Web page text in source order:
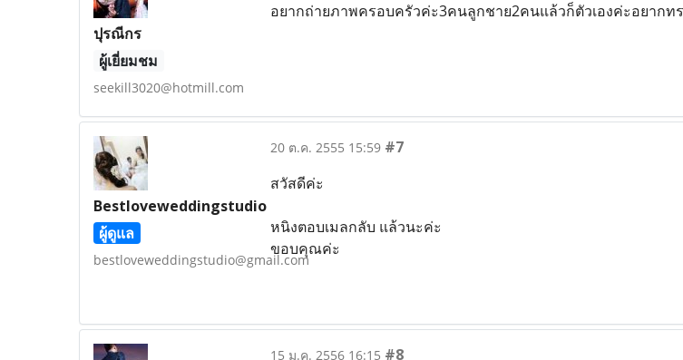
ปุรณีกร
ผู้เยี่ยมชม
seekill3020@hotmill.com
อยากถ่ายภาพครอบครัวค่ะ3คนลูกชาย2คนแล้วก็ตัวเองค่ะอยาก
Bestloveweddingstudio
ผู้ดูแล
bestloveweddingstudio@gmail.com
20 ต.ค. 2555 15:59 #7
สวัสดีค่ะ
หนิงตอบเมลกลับ แล้วนะค่ะ
ขอบคุณค่ะ
15 ม.ค. 2556 16:15 #8